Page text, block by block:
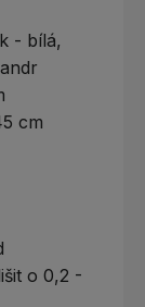
- bílá,
cm
o 0,2 -